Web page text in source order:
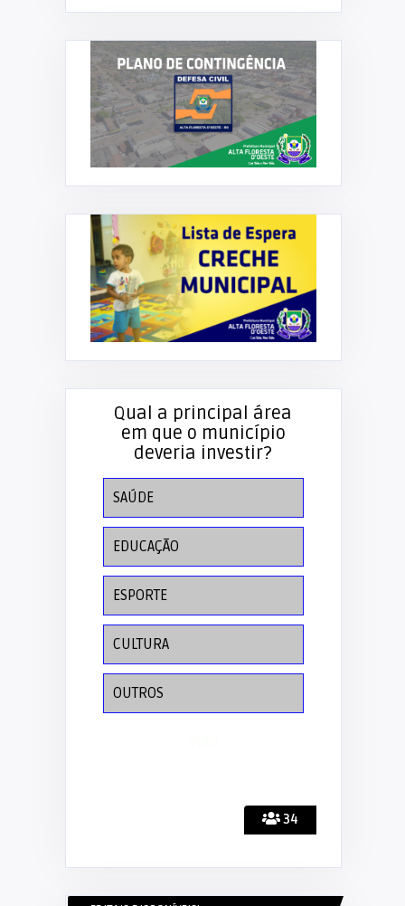
34
Qual a principal área
em que o município
deveria investir?
SAÚDE
EDUCAÇÃO
ESPORTE
CULTURA
OUTROS